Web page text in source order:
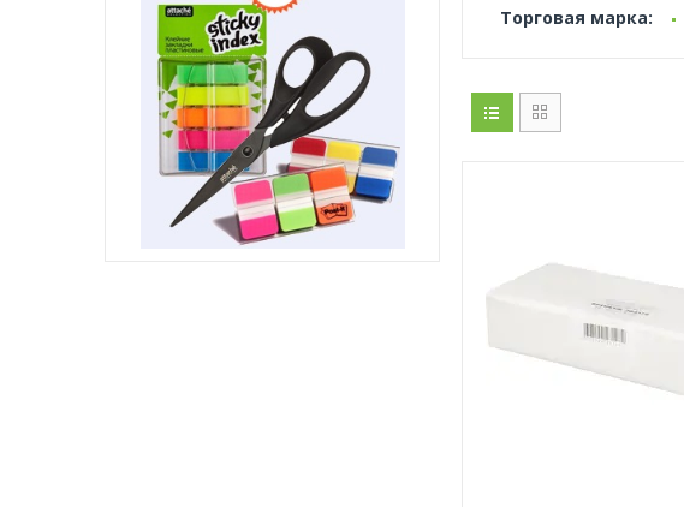
Торговая марка: